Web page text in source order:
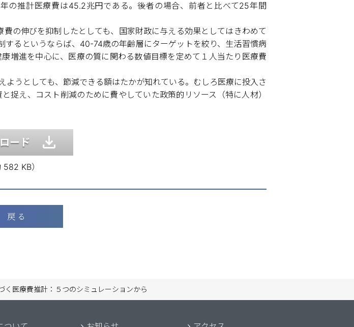
の推計医療費は45.2兆円である。後者の場合、前者と比べて25年間
の伸びを抑制したとしても、国家財政に与える効果としてはきわめて
るというならば、40-74歳の年齢層にターゲットを絞り、生活習慣病
増進を中心に、医療の質に関わる数値目標を定めて１人当たり医療費
うとしても、節減できる額はたかが知れている。むしろ医療に投入さ
捉え、コスト削減のために費やしていた政策的リソース（特に人材）
ロード
582 KB）
戻 る
く医療費推計：５つのシミュレーションから